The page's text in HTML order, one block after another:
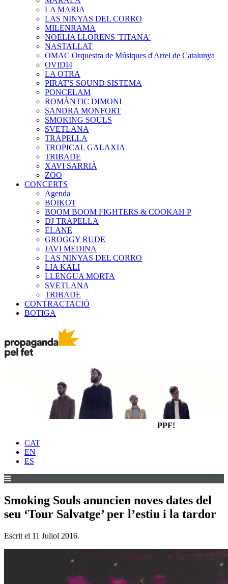
LA MARIA
LAS NINYAS DEL CORRO
MILENRAMA
NOELIA LLORENS 'TITANA'
NASTALLAT
OMAC Orquestra de Músiques d'Arrel de Catalunya
OVIDI4
LA OTRA
PIRAT'S SOUND SISTEMA
PONCELAM
ROMÀNTIC DIMONI
SANDRA MONFORT
SMOKING SOULS
SVETLANA
TRAPELLA
TROPICAL GALAXIA
TRIBADE
XAVI SARRIÀ
ZOO
CONCERTS
Agenda
BOIKOT
BOOM BOOM FIGHTERS & COOKAH P
DJ TRAPELLA
ELANE
GROGGY RUDE
JAVI MEDINA
LAS NINYAS DEL CORRO
LIA KALI
LLENGUA MORTA
SVETLANA
TRIBADE
CONTRACTACIÓ
BOTIGA
PPF!
CAT
EN
ES
Smoking Souls anuncien noves dates del
seu ‘Tour Salvatge’ per l’estiu i la tardor
Escrit el 11 Juliol 2016.